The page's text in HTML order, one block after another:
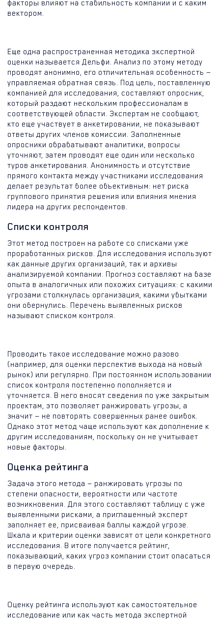
факторы влияют на стабильность компании и с каким
вектором.
Еще одна распространенная методика экспертной
оценки называется Дельфи. Анализ по этому методу
проводят анонимно, его отличительная особенность —
управляемая обратная связь. Под цель, поставленную
компанией для исследования, составляют опросник,
который раздают нескольким профессионалам в
соответствующей области. Экспертам не сообщают,
кто еще участвует в анкетировании, не показывают
ответы других членов комиссии. Заполненные
опросники обрабатывают аналитики, вопросы
уточняют, затем проводят еще один или несколько
туров анкетирования. Анонимность и отсутствие
прямого контакта между участниками исследования
делает результат более объективным: нет риска
группового принятия решения или влияния мнения
лидера на других респондентов.
Списки контроля
Этот метод построен на работе со списками уже
проработанных рисков. Для исследования используют
как данные других организаций, так и архивы
анализируемой компании. Прогноз составляют на базе
опыта в аналогичных или похожих ситуациях: с какими
угрозами столкнулась организация, какими убытками
они обернулись. Перечень выявленных рисков
называют списком контроля.
Проводить такое исследование можно разово
(например, для оценки перспектив выхода на новый
рынок) или регулярно. При постоянном использовании
список контроля постепенно пополняется и
уточняется. В него вносят сведения по уже закрытым
проектам, это позволяет ранжировать угрозы, а
значит — не повторять совершенных ранее ошибок.
Однако этот метод чаще используют как дополнение к
другим исследованиям, поскольку он не учитывает
новые факторы.
Оценка рейтинга
Задача этого метода — ранжировать угрозы по
степени опасности, вероятности или частоте
возникновения. Для этого составляют таблицу с уже
выявленными рисками, а приглашенный эксперт
заполняет ее, присваивая баллы каждой угрозе.
Шкала и критерии оценки зависят от цели конкретного
исследования. В итоге получается рейтинг,
показывающий, каких угроз компании стоит опасаться
в первую очередь.
Оценку рейтинга используют как самостоятельное
исследование или как часть метода экспертной